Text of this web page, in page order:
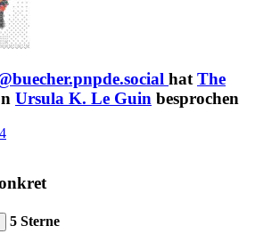
hat The
Ursula K. Le Guin besprochen
5 Sterne